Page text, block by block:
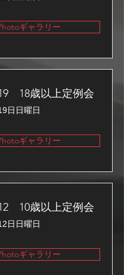
ギャラリー
18歳以上定例会
日日曜日
ギャラリー
10歳以上定例会
日日曜日
ギャラリー